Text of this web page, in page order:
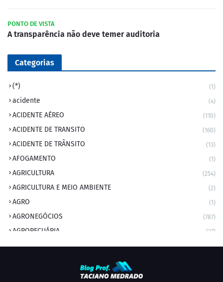
PONTO DE VISTA
A transparência não deve temer auditoria
Categorias
(*) (1)
acidente (4)
ACIDENTE AÉREO (110)
ACIDENTE DE TRANSITO (160)
ACIDENTE DE TRÂNSITO (13)
AFOGAMENTO (1)
AGRICULTURA (254)
AGRICULTURA E MEIO AMBIENTE (2)
AGRO (1)
AGRONEGÓCIOS (787)
AGROPECUÁRIA (37)
AMBIENTE (9)
ANIVERSÁRIO DA CIDADE